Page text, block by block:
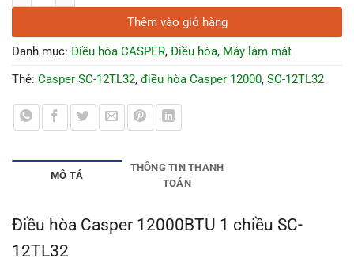
Thêm vào giỏ hàng
Danh mục: Điều hòa CASPER, Điều hòa, Máy làm mát
Thẻ: Casper SC-12TL32, điều hòa Casper 12000, SC-12TL32
MÔ TẢ
THÔNG TIN THANH
TOÁN
Điều hòa Casper 12000BTU 1 chiều SC-
12TL32